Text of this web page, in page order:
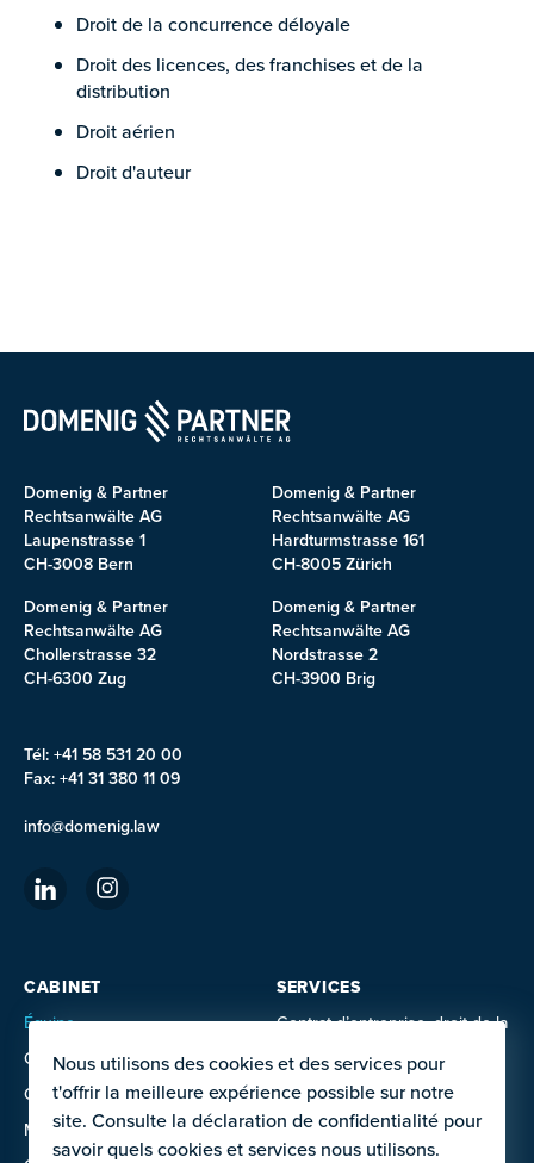
Droit de la concurrence déloyale
Droit des licences, des franchises et de la
distribution
Droit aérien
Droit d'auteur
Domenig & Partner
Rechtsanwälte AG
Laupenstrasse 1
CH-3008 Bern
Domenig & Partner
Rechtsanwälte AG
Hardturmstrasse 161
CH-8005 Zürich
Domenig & Partner
Rechtsanwälte AG
Chollerstrasse 32
CH-6300 Zug
Domenig & Partner
Rechtsanwälte AG
Nordstrasse 2
CH-3900 Brig
Tél: +41 58 531 20 00
Fax: +41 31 380 11 09
info@domenig.law
CABINET
Équipe
Carrière
Contact
Méntions légales
SERVICES
Contrat d’entreprise, droit de la
l’aménagement du territoire
Droit de l’informatique et droit
de la technologie
Nous utilisons des cookies et des services pour
t'offrir la meilleure expérience possible sur notre
site. Consulte la déclaration de confidentialité pour
savoir quels cookies et services nous utilisons.